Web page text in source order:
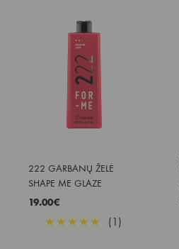
222 GARBANŲ ŽELĖ
SHAPE ME GLAZE
19.00€
★ ★ ★ ★ ★ (1)